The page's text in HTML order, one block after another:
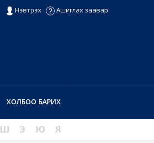
Нэвтрэх Ашиглах заавар
ХОЛБОО БАРИХ
Ш Э Ю Я